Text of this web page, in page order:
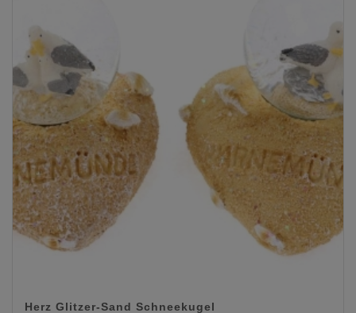
Herz Glitzer-Sand Schneekugel